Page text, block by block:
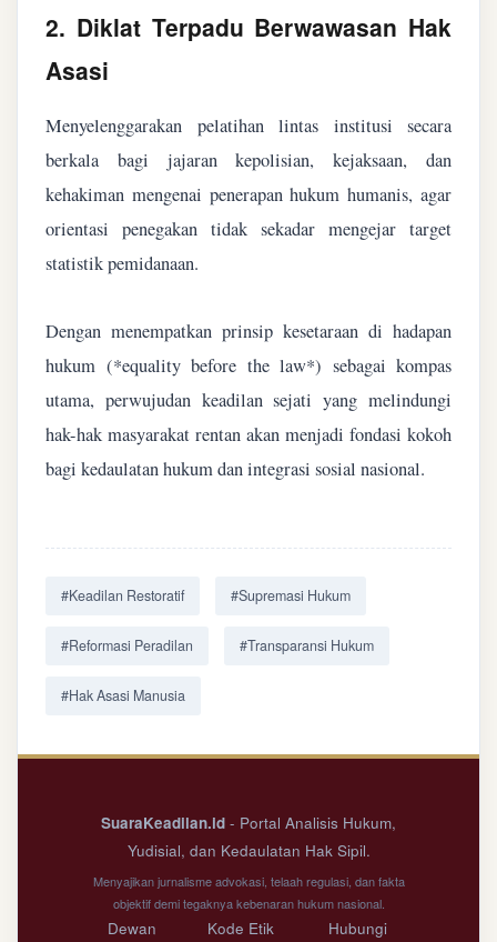
2. Diklat Terpadu Berwawasan Hak
Asasi
Menyelenggarakan pelatihan lintas institusi secara
berkala bagi jajaran kepolisian, kejaksaan, dan
kehakiman mengenai penerapan hukum humanis, agar
orientasi penegakan tidak sekadar mengejar target
statistik pemidanaan.
Dengan menempatkan prinsip kesetaraan di hadapan
hukum (*equality before the law*) sebagai kompas
utama, perwujudan keadilan sejati yang melindungi
hak-hak masyarakat rentan akan menjadi fondasi kokoh
bagi kedaulatan hukum dan integrasi sosial nasional.
#Keadilan Restoratif #Supremasi Hukum
#Reformasi Peradilan #Transparansi Hukum
#Hak Asasi Manusia
SuaraKeadilan.id - Portal Analisis Hukum,
Yudisial, dan Kedaulatan Hak Sipil.
Menyajikan jurnalisme advokasi, telaah regulasi, dan fakta
objektif demi tegaknya kebenaran hukum nasional.
Dewan Kode Etik Hubungi